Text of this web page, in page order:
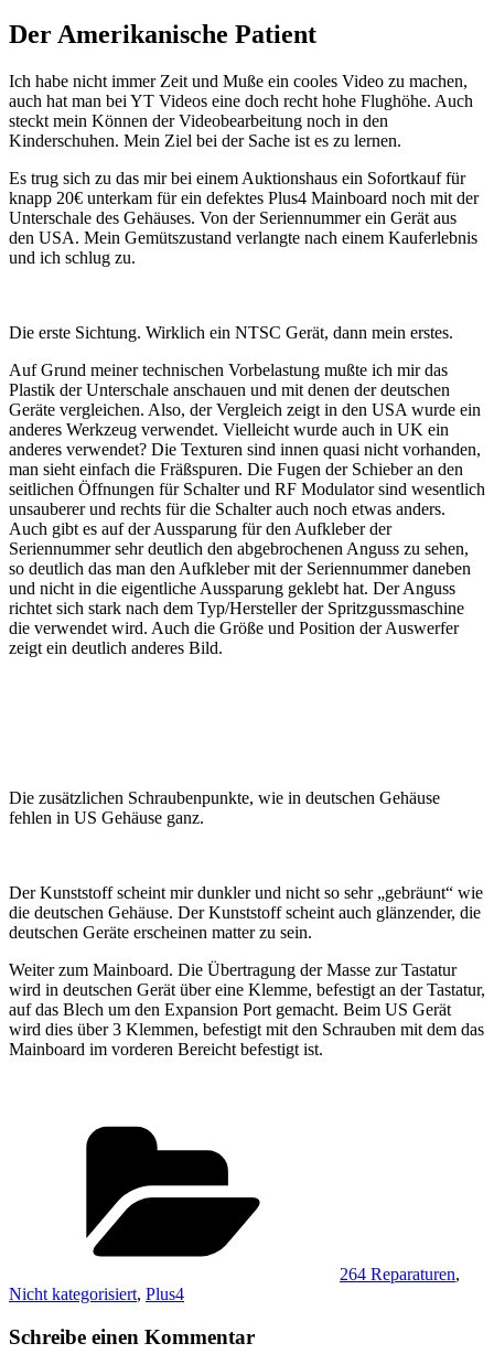
Der Amerikanische Patient
Ich habe nicht immer Zeit und Muße ein cooles Video zu machen,
auch hat man bei YT Videos eine doch recht hohe Flughöhe. Auch
steckt mein Können der Videobearbeitung noch in den
Kinderschuhen. Mein Ziel bei der Sache ist es zu lernen.
Es trug sich zu das mir bei einem Auktionshaus ein Sofortkauf für
knapp 20€ unterkam für ein defektes Plus4 Mainboard noch mit der
Unterschale des Gehäuses. Von der Seriennummer ein Gerät aus
den USA. Mein Gemütszustand verlangte nach einem Kauferlebnis
und ich schlug zu.
Die erste Sichtung. Wirklich ein NTSC Gerät, dann mein erstes.
Auf Grund meiner technischen Vorbelastung mußte ich mir das
Plastik der Unterschale anschauen und mit denen der deutschen
Geräte vergleichen. Also, der Vergleich zeigt in den USA wurde ein
anderes Werkzeug verwendet. Vielleicht wurde auch in UK ein
anderes verwendet? Die Texturen sind innen quasi nicht vorhanden,
man sieht einfach die Fräßspuren. Die Fugen der Schieber an den
seitlichen Öffnungen für Schalter und RF Modulator sind wesentlich
unsauberer und rechts für die Schalter auch noch etwas anders.
Auch gibt es auf der Aussparung für den Aufkleber der
Seriennummer sehr deutlich den abgebrochenen Anguss zu sehen,
so deutlich das man den Aufkleber mit der Seriennummer daneben
und nicht in die eigentliche Aussparung geklebt hat. Der Anguss
richtet sich stark nach dem Typ/Hersteller der Spritzgussmaschine
die verwendet wird. Auch die Größe und Position der Auswerfer
zeigt ein deutlich anderes Bild.
Die zusätzlichen Schraubenpunkte, wie in deutschen Gehäuse
fehlen in US Gehäuse ganz.
Der Kunststoff scheint mir dunkler und nicht so sehr „gebräunt“ wie
die deutschen Gehäuse. Der Kunststoff scheint auch glänzender, die
deutschen Geräte erscheinen matter zu sein.
Weiter zum Mainboard. Die Übertragung der Masse zur Tastatur
wird in deutschen Gerät über eine Klemme, befestigt an der Tastatur,
auf das Blech um den Expansion Port gemacht. Beim US Gerät
wird dies über 3 Klemmen, befestigt mit den Schrauben mit dem das
Mainboard im vorderen Bereicht befestigt ist.
264 Reparaturen,
Nicht kategorisiert, Plus4
Schreibe einen Kommentar